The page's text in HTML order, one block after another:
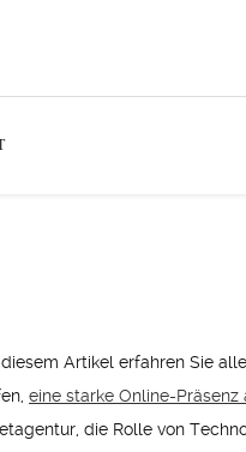
Artikel erfahren Sie
eine starke Online-Präsenz
die Rolle von